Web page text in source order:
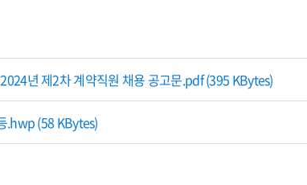
년 제2차 계약직원 채용 공고문.pdf (395 KBytes)
.hwp (58 KBytes)